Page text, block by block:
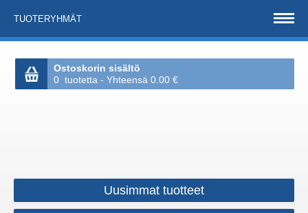
TUOTERYHMÄT
Ostoskorin sisältö
0 tuotetta - Yhteensä 0.00 €
Uusimmat tuotteet